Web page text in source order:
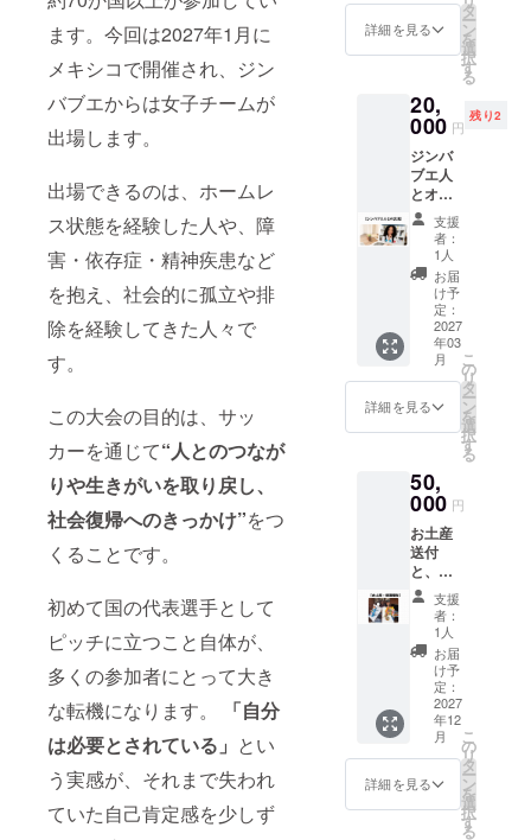
ます。今回は2027年1月に
メキシコで開催され、ジン
バブエからは女子チームが
出場します。
出場できるのは、ホームレ
ス状態を経験した人や、障
害・依存症・精神疾患など
を抱え、社会的に孤立や排
除を経験してきた人々で
す。
この大会の目的は、サッ
カーを通じて“人とのつなが
りや生きがいを取り戻し、
社会復帰へのきっかけ”をつ
くることです。
初めて国の代表選手として
ピッチに立つこと自体が、
多くの参加者にとって大き
な転機になります。
「自分
は必要とされている」 とい
う実感が、それまで失われ
ていた自己肯定感を少しず
e限定公
開URL
す。ま
たこち
らのリ
ターン
は5,000
円のリ
ターン
と同じ
内容に
なりま
す。 ※
すべて
のリ
ターン
にはお
礼メー
ルも含
※2027
年2月頃
までに
ZOOM
程度で
開催予
定で
す。詳
細な日
時につ
いて
は、後
日メー
ルにて
個別に
ご連絡
させて
いただ
きま
す。 ※
すべて
礼メッ
セージ
が含ま
れます
詳細を見る
タ
ー
ン
を
選
択
す
る
20,
000 円
残り2
ジンバ
ブエ人
とオン
ライン
交流（1
回30分)
※要望に
応じて
文化紹
介や英
語を用
いた会
話など
に変更
可
※2027
でに開
催予定
です。
詳細内
容・日
時につ
いて
は、後
日メー
ルにて
個別に
ご連絡
させて
いただ
きま
す。 ※
すべて
支援
者：
1人
お届
け予
定：
2027
年03
月
詳細を見る
こ
の
リ
タ
ー
ン
を
選
択
す
る
50,
000 円
お土産
送付
と、帰
国報告
をさせ
てくだ
さい！
（2027
年9月以
降） ※
東京・
大阪に
お住ま
いの場
合、差
し支え
支援
者：
1人
お届
け予
定：
2027
年12
月
詳細を見る
こ
の
リ
タ
ー
ン
を
選
択
す
る